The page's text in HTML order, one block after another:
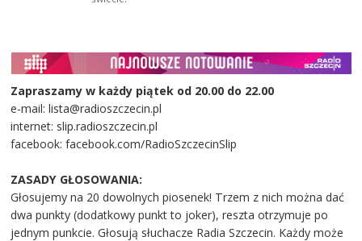
Zapraszamy w każdy piątek od 20.00 do 22.00
e-mail: lista@radioszczecin.pl
internet: slip.radioszczecin.pl
facebook: facebook.com/RadioSzczecinSlip
ZASADY GŁOSOWANIA:
Głosujemy na 20 dowolnych piosenek! Trzem z nich można dać
dwa punkty (dodatkowy punkt to joker), reszta otrzymuje po
jednym punkcie. Głosują słuchacze Radia Szczecin. Każdy może